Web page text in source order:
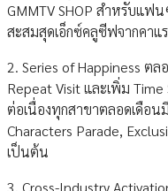
GMMTV SHOP สำหรับแฟ
สะสมสุดเอ็กซ์คลูซีฟจากคา
2. Series of Happiness ตล
Repeat Visit และเพิ่ม
ต่อเนื่องทุกสาขาตลอดเดือน
Characters Parade,
เป็นต้น
3. Cross-Industry